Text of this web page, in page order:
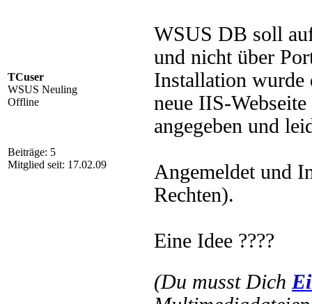
TCuser
WSUS Neuling
Offline
Beiträge: 5
Mitglied seit: 17.02.09
WSUS DB soll
und nicht über
Installation
neue IIS-
angegeben und
Angemeldet und
Rechten).
Eine Idee ????
(Du musst Dich